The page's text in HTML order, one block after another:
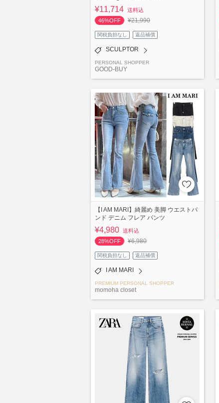
¥11,714 送料込
46%OFF
¥21,990
関税負担なし 返品補償
SCULPTOR
PERSONAL SHOPPER
GOOD-BUY
【I AM MARI】綺麗め 美脚 ウエストバ
ンド デニム フレア パンツ
¥4,980 送料込
28%OFF
¥6,980
関税負担なし 返品補償
I AM MARI
PREMIUM PERSONAL SHOPPER
momoha closet